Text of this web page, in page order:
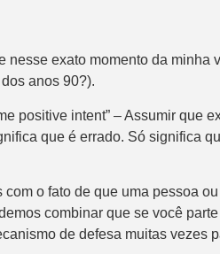
exato momento da
anos 90?).
positive intent” – Assumir que
que é errado. Só significa
o fato de que uma pessoa
combinar que se você
de defesa muitas vezes